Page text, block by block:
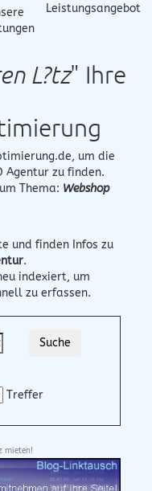
Leistungsangebot
L?tz" Ihre
, um die
Agentur zu finden.
Thema: Webshop
und finden Infos zu
.
indexiert, um
zu erfassen.
Treffer
mieten!